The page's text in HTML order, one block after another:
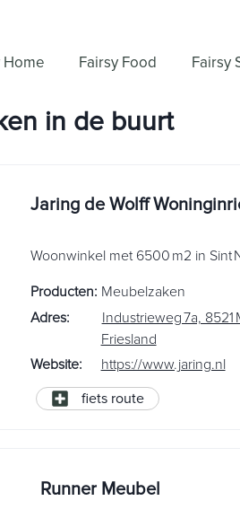
Home Fairsy Food Fairsy
in de buurt
Jaring de Wolff
Woonwinkel met 6500 m2 in Sint
Producten: Meubelzaken
Adres:
Industrieweg 7a, 8521
Friesland
Website: https://www.jaring.nl
fiets route
Runner Meubel